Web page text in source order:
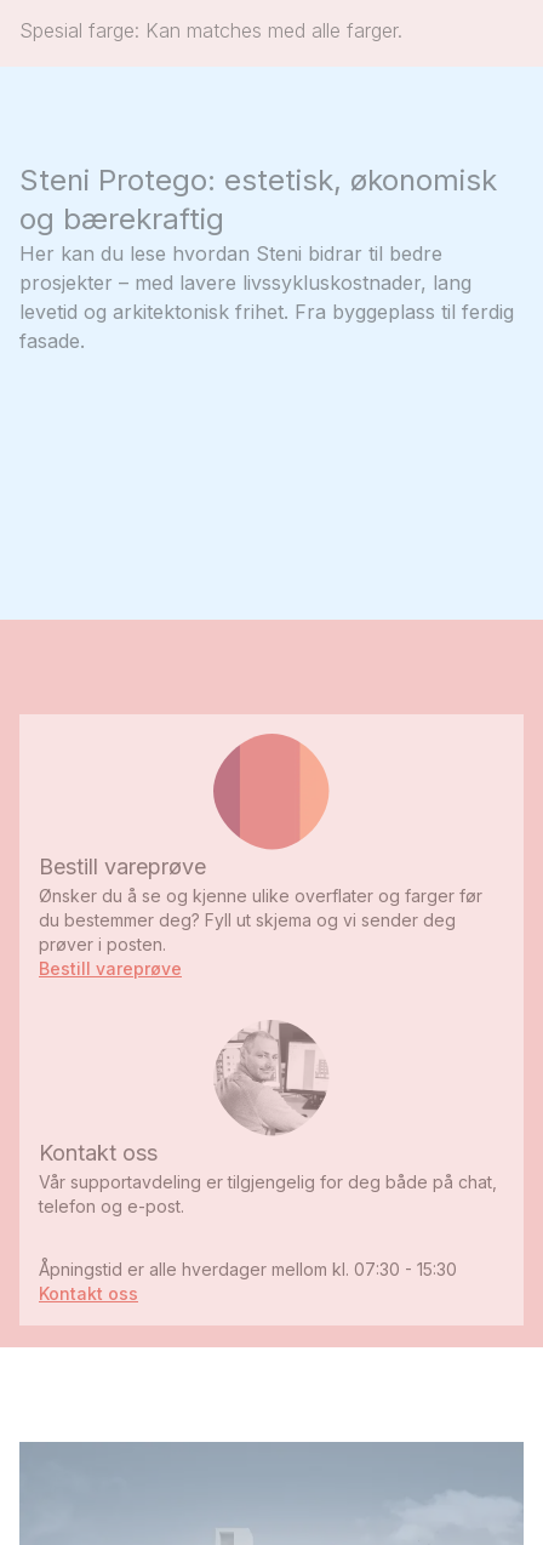
Spesial farge: Kan matches med alle farger.
Steni Protego: estetisk, økonomisk
og bærekraftig
Her kan du lese hvordan Steni bidrar til bedre
prosjekter – med lavere livssykluskostnader, lang
levetid og arkitektonisk frihet. Fra byggeplass til ferdig
fasade.
Bestill vareprøve
Ønsker du å se og kjenne ulike overflater og farger før
du bestemmer deg? Fyll ut skjema og vi sender deg
prøver i posten.
Bestill vareprøve
Kontakt oss
Vår supportavdeling er tilgjengelig for deg både på chat,
telefon og e-post.
Åpningstid er alle hverdager mellom kl. 07:30 - 15:30
Kontakt oss